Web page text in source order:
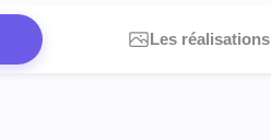
Les réalisations